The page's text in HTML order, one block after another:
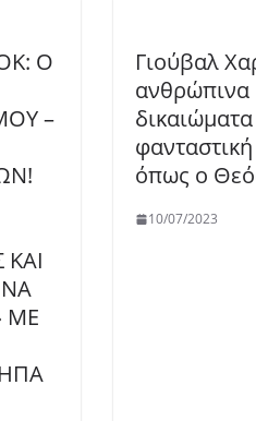
Ο
–
ΜΕ
Γιούβαλ
ανθρώπινα
δικαιώματα
όπως ο
10/07/2023